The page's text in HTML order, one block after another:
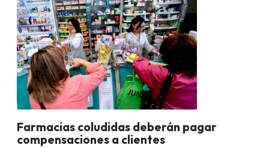
Farmacias coludidas deberán pagar
compensaciones a clientes